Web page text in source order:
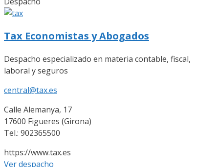
Tax Economistas y Abogados
Despacho especializado en materia contable, fiscal,
laboral y seguros
central@tax.es
Calle Alemanya, 17
17600 Figueres (Girona)
Tel.: 902365500
https://www.tax.es
Ver despacho